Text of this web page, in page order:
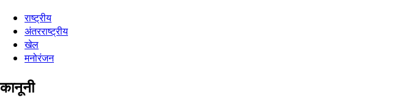
राष्ट्रीय
अंतरराष्ट्रीय
खेल
मनोरंजन
कानूनी